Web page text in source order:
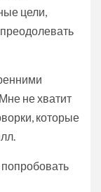
цели,
не хватит
которые